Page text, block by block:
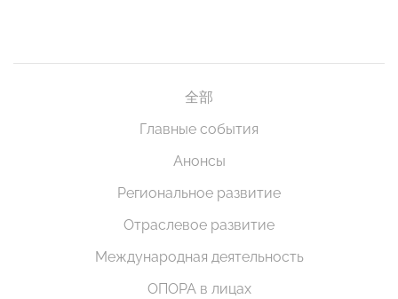
全部
Главные события
Анонсы
Региональное развитие
Отраслевое развитие
Международная деятельность
ОПОРА в лицах